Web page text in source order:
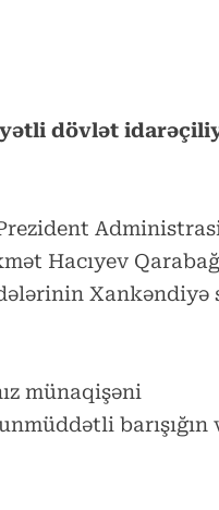
dövlət
Hacıyev Qarabağ
Xankəndiyə
münaqişəni
barışığın